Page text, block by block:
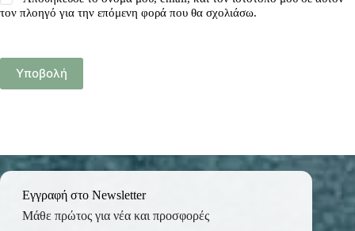
τον πλοηγό για την επόμενη φορά που θα σχολιάσω.
Υποβολή
Εγγραφή στο Newsletter
Μάθε πρώτος για νέα και προσφορές